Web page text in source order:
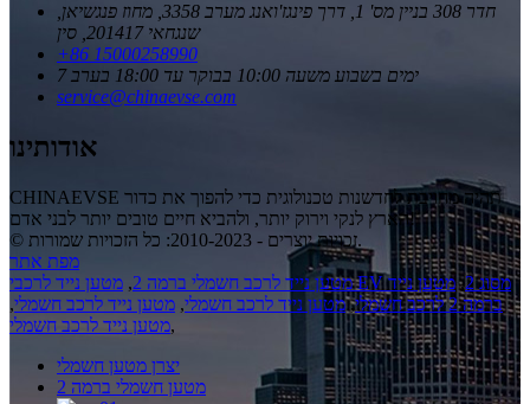
חדר 308 בניין מס' 1, דרך פינגז'ואנג מערב 3358, מחוז פנגשיאן,
שנגחאי 201417, סין
+86 15000258990
7 ימים בשבוע משעה 10:00 בבוקר עד 18:00 בערב
service@chinaevse.com
אודותינו
CHINAEVSE תהיה מחויבת לחדשנות טכנולוגית כדי להפוך את כדור
הארץ לנקי וירוק יותר, ולהביא חיים טובים יותר לבני אדם!
© זכויות יוצרים - 2010-2023: כל הזכויות שמורות.
מפת אתר
מטען נייד לרכב חשמלי ברמה 2
, מטען נייד לרכבי EV מסוג 2 ,מטען נייד
ברמה 2 לרכב חשמלי
,מטען נייד לרכב חשמלי, מטען נייד לרכב חשמלי,
מטען נייד לרכב חשמלי,
יצרן מטען חשמלי
מטען חשמלי ברמה 2